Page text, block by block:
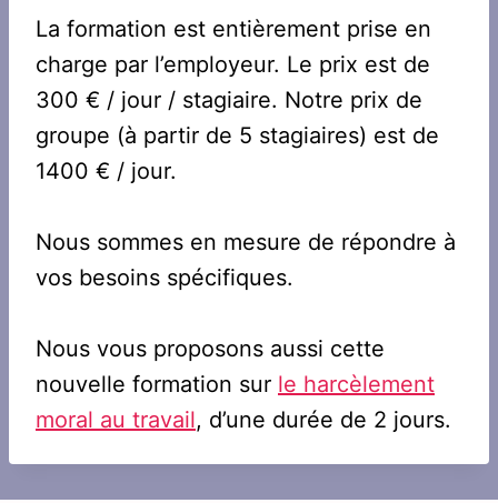
La formation est entièrement prise en
charge par l’employeur. Le prix est de
300 € / jour / stagiaire. Notre prix de
groupe (à partir de 5 stagiaires) est de
1400 € / jour.
Nous sommes en mesure de répondre à
vos besoins spécifiques.
Nous vous proposons aussi cette
nouvelle formation sur le harcèlement
moral au travail, d’une durée de 2 jours.